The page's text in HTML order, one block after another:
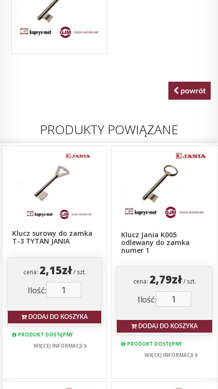
powrót
PRODUKTY POWIĄZANE
Klucz surowy do zamka
T-3 TYTAN JANIA
cena: 2,15zł/ szt.
Ilość:
DODAJ DO KOSZYKA
PRODUKT DOSTĘPNY
WIĘCEJ INFORMACJI
Klucz Jania K005
odlewany do zamka
numer 1
cena: 2,79zł/ szt.
Ilość:
DODAJ DO KOSZYKA
PRODUKT DOSTĘPNY
WIĘCEJ INFORMACJI